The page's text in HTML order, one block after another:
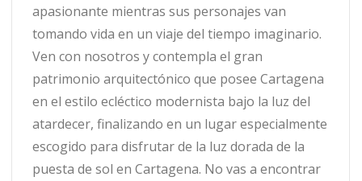
apasionante mientras sus personajes van
tomando vida en un viaje del tiempo imaginario.
Ven con nosotros y contempla el gran
patrimonio arquitectónico que posee Cartagena
en el estilo ecléctico modernista bajo la luz del
atardecer, finalizando en un lugar especialmente
escogido para disfrutar de la luz dorada de la
puesta de sol en Cartagena. No vas a encontrar